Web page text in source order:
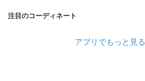
注目のコーディネート
アプリでもっと見る